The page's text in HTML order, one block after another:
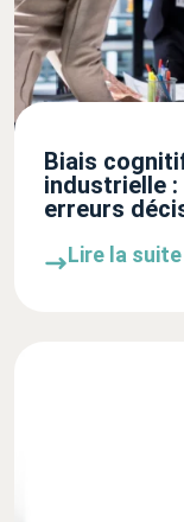
Biais
industrielle
erreurs
Lire la suite